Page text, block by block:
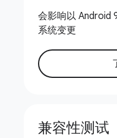
会影响以 Android
系统变更
兼容性测试